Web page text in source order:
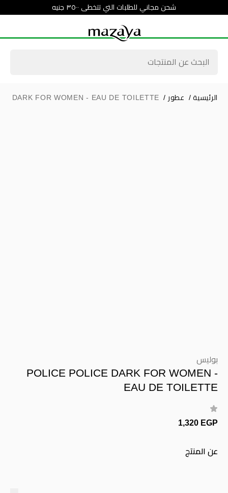
شحن مجاني للطلبات التي تتخطى ٣٥٠٠ جنيه
الرئيسية / عطور /
DARK FOR WOMEN - EAU DE TOILETTE
بوليس
POLICE POLICE DARK FOR WOMEN -
EAU DE TOILETTE
1,320 EGP
عن المنتج